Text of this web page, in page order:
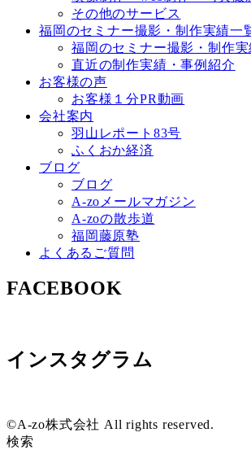
その他のサービス
福岡のセミナー撮影・制作実績一
福岡のセミナー撮影・制作実
直近の制作実績・事例紹介
お客様の声
お客様１分PR動画
会社案内
羽山レポート83号
ふくおか経済
ブログ
ブログ
A-zoメールマガジン
A-zoの散歩道
福岡藤原塾
よくあるご質問
FACEBOOK
インスタグラム
©A-zo株式会社 All rights reserved.
検索